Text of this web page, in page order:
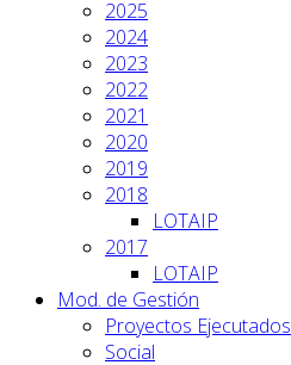
2025
2024
2023
2022
2021
2020
2019
2018
LOTAIP
2017
LOTAIP
Mod. de Gestión
Proyectos Ejecutados
Social